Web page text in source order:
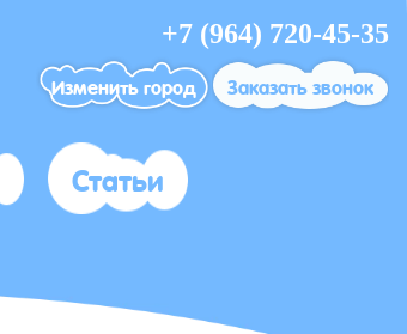
+7 (964) 720-45-35
Изменить город Заказать звонок
Статьи